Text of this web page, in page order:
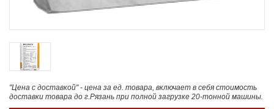
"Цена с доставкой" - цена за ед. товара, включает в себя стоимость
доставки товара до г.Рязань при полной загрузке 20-тонной машины.